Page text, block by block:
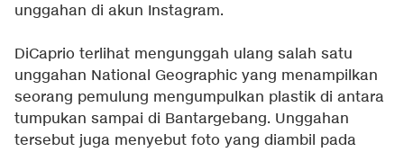
unggahan di akun Instagram.
DiCaprio terlihat mengunggah ulang salah satu
unggahan National Geographic yang menampilkan
seorang pemulung mengumpulkan plastik di antara
tumpukan sampai di Bantargebang. Unggahan
tersebut juga menyebut foto yang diambil pada